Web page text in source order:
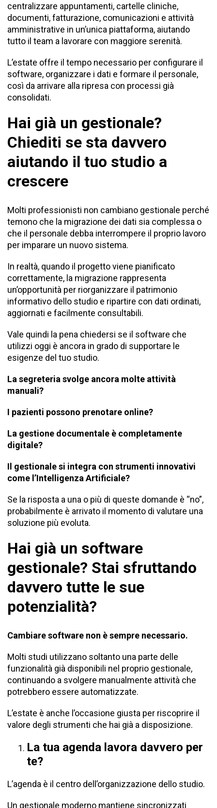
centralizzare appuntamenti, cartelle cliniche,
documenti, fatturazione, comunicazioni e attività
amministrative in un’unica piattaforma, aiutando
tutto il team a lavorare con maggiore serenità.
L’estate offre il tempo necessario per configurare il
software, organizzare i dati e formare il personale,
così da arrivare alla ripresa con processi già
consolidati.
Hai già un gestionale?
Chiediti se sta davvero
aiutando il tuo studio a
crescere
Molti professionisti non cambiano gestionale perché
temono che la migrazione dei dati sia complessa o
che il personale debba interrompere il proprio lavoro
per imparare un nuovo sistema.
In realtà, quando il progetto viene pianificato
correttamente, la migrazione rappresenta
un’opportunità per riorganizzare il patrimonio
informativo dello studio e ripartire con dati ordinati,
aggiornati e facilmente consultabili.
Vale quindi la pena chiedersi se il software che
utilizzi oggi è ancora in grado di supportare le
esigenze del tuo studio.
La segreteria svolge ancora molte attività
manuali?
I pazienti possono prenotare online?
La gestione documentale è completamente
digitale?
Il gestionale si integra con strumenti innovativi
come l’Intelligenza Artificiale?
Se la risposta a una o più di queste domande è “no”,
probabilmente è arrivato il momento di valutare una
soluzione più evoluta.
Hai già un software
gestionale? Stai sfruttando
davvero tutte le sue
potenzialità?
Cambiare software non è sempre necessario.
Molti studi utilizzano soltanto una parte delle
funzionalità già disponibili nel proprio gestionale,
continuando a svolgere manualmente attività che
potrebbero essere automatizzate.
L’estate è anche l’occasione giusta per riscoprire il
valore degli strumenti che hai già a disposizione.
La tua agenda lavora davvero per
te?
L’agenda è il centro dell’organizzazione dello studio.
Un gestionale moderno mantiene sincronizzati